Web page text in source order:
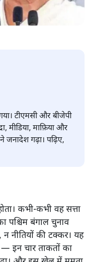
टीएमसी और बीजेपी
मीडिया, माफ़िया और
जनादेश गढ़ा। पढ़िए,
कभी-कभी वह सत्ता
पश्चिम बंगाल चुनाव
न नीतियों की टक्कर। यह
— इन चार ताकतों का